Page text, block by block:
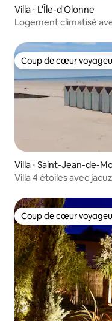
Villa ⋅ L'Île-d'Olonne
Logement climatisé
Coup de cœur
Coup de cœur
Villa ⋅ Saint-Jean-de-
Villa 4 étoiles avec
Coup de cœur
Coup de cœur